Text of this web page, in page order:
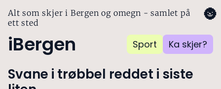
Alt som skjer i Bergen og omegn - samlet på
ett sted
iBergen Sport Ka skjer?
🌚
Svane i trøbbel reddet i siste